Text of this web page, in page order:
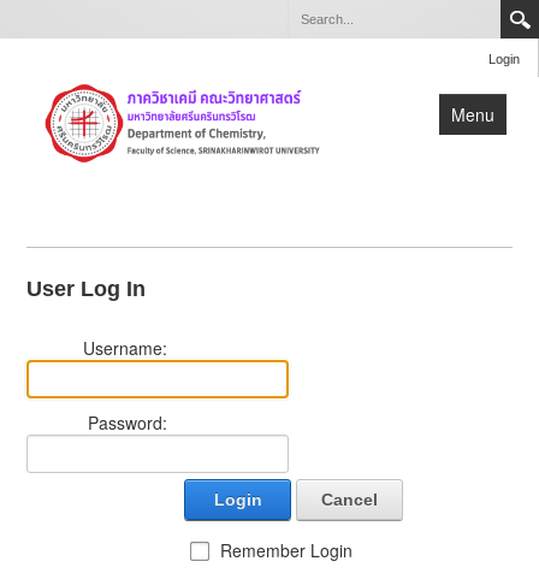
Login
Menu
เกี่ยวกับภาควิชา
หลักสูตร
สำหรับบุคลากรและนิสิตภาควิชาเคมี
User Log In
Username:
Password:
Login Cancel
Remember Login